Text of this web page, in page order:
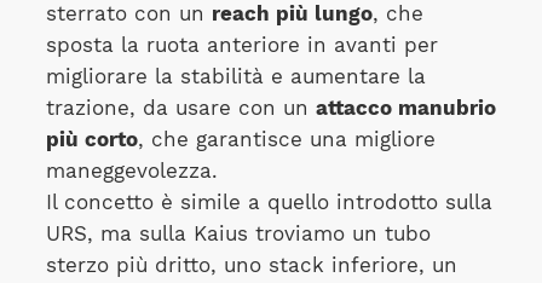
sterrato con un reach più lungo, che
sposta la ruota anteriore in avanti per
migliorare la stabilità e aumentare la
trazione, da usare con un attacco manubrio
più corto, che garantisce una migliore
maneggevolezza.
Il concetto è simile a quello introdotto sulla
URS, ma sulla Kaius troviamo un tubo
sterzo più dritto, uno stack inferiore, un